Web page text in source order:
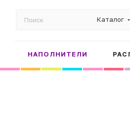
Каталог
НАПОЛНИТЕЛИ